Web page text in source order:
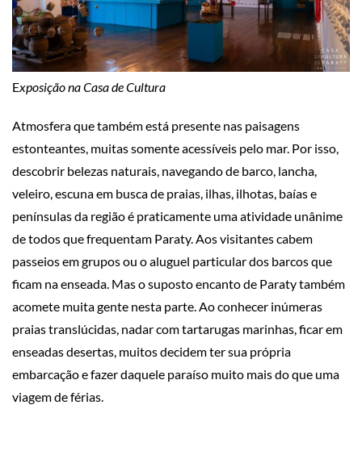
Exposição na Casa de Cultura
Atmosfera que também está presente nas paisagens
estonteantes, muitas somente acessíveis pelo mar. Por isso,
descobrir belezas naturais, navegando de barco, lancha,
veleiro, escuna em busca de praias, ilhas, ilhotas, baías e
penínsulas da região é praticamente uma atividade unânime
de todos que frequentam Paraty. Aos visitantes cabem
passeios em grupos ou o aluguel particular dos barcos que
ficam na enseada. Mas o suposto encanto de Paraty também
acomete muita gente nesta parte. Ao conhecer inúmeras
praias translúcidas, nadar com tartarugas marinhas, ficar em
enseadas desertas, muitos decidem ter sua própria
embarcação e fazer daquele paraíso muito mais do que uma
viagem de férias.